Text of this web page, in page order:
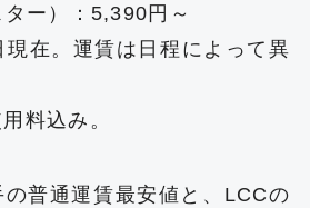
ー）：5,390円～
在。運賃は日程によって異
料込み。
普通運賃最安値と、LCCの